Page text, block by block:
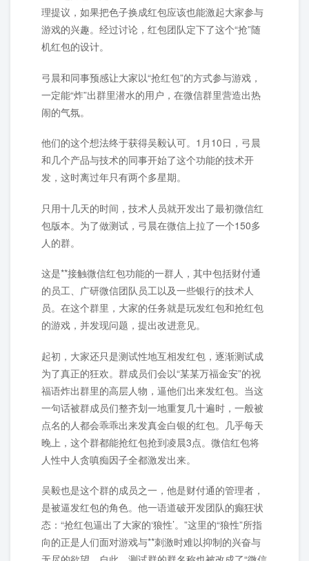
理提议，如果把色子换成红包应该也能激起大家参与
游戏的兴趣。经过讨论，红包团队定下了这个“抢”随
机红包的设计。
弓晨和同事预感让大家以“抢红包”的方式参与游戏，
一定能“炸”出群里潜水的用户，在微信群里营造出热
闹的气氛。
他们的这个想法终于获得吴毅认可。1月10日，弓晨
和几个产品与技术的同事开始了这个功能的技术开
发，这时离过年只有两个多星期。
只用十几天的时间，技术人员就开发出了最初微信红
包版本。为了做测试，弓晨在微信上拉了一个150多
人的群。
这是**接触微信红包功能的一群人，其中包括财付通
的员工、广研微信团队员工以及一些银行的技术人
员。在这个群里，大家的任务就是玩发红包和抢红包
的游戏，并发现问题，提出改进意见。
起初，大家还只是测试性地互相发红包，逐渐测试成
为了真正的狂欢。群成员们会以“某某万福金安”的祝
福语炸出群里的高层人物，逼他们出来发红包。当这
一句话被群成员们整齐划一地重复几十遍时，一般被
点名的人都会乖乖出来发真金白银的红包。几乎每天
晚上，这个群都能抢红包抢到凌晨3点。微信红包将
人性中人贪嗔痴因子全都激发出来。
吴毅也是这个群的成员之一，他是财付通的管理者，
是被逼发红包的角色。他一语道破开发团队的癫狂状
态：“抢红包逼出了大家的‘狼性’。”这里的“狼性”所指
向的正是人们面对游戏与**刺激时难以抑制的兴奋与